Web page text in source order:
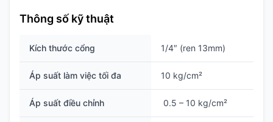
Thông số kỹ thuật
Kích thước cổng 1/4″ (ren 13mm)
Áp suất làm việc tối đa 10 kg/cm²
Áp suất điều chỉnh 0.5 – 10 kg/cm²